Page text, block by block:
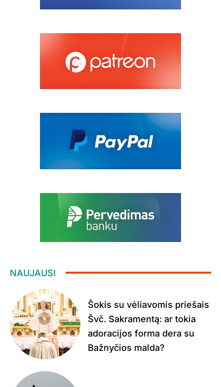
NAUJAUSI
Šokis su vėliavomis priešais
Švč. Sakramentą: ar tokia
adoracijos forma dera su
Bažnyčios malda?